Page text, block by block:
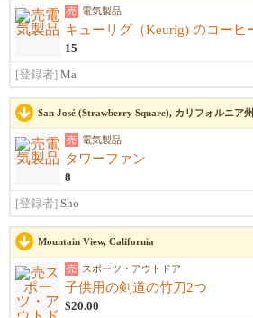
売 電気製品
15
[登録者] Ma
San José (Strawberry Square), カリフォルニア州
売 電気製品
タワーファン
8
[登録者] Sho
Mountain View, California
売 スポーツ・アウトドア
子供用の剣道の竹刀2つ
$20.00